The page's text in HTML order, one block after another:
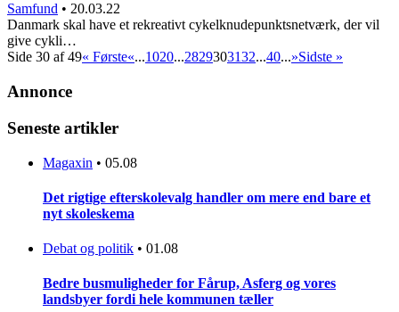
Samfund • 20.03.22
Danmark skal have et rekreativt cykelknudepunktsnetværk, der vil
give cykli…
Side 30 af 49« Første«...1020...2829303132...40...»Sidste »
Annonce
Seneste artikler
Magaxin • 05.08
Det rigtige efterskolevalg handler om mere end bare et
nyt skoleskema
Debat og politik • 01.08
Bedre busmuligheder for Fårup, Asferg og vores
landsbyer fordi hele kommunen tæller